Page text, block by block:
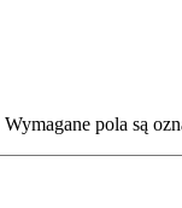
Wymagane pola są